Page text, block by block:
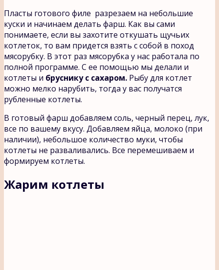
Пласты готового филе разрезаем на небольшие
куски и начинаем делать фарш. Как вы сами
понимаете, если вы захотите откушать щучьих
котлеток, то вам придется взять с собой в поход
мясорубку. В этот раз мясорубка у нас работала по
полной программе. С ее помощью мы делали и
котлеты и бруснику с сахаром. Рыбу для котлет
можно мелко нарубить, тогда у вас получатся
рубленные котлеты.
В готовый фарш добавляем соль, черный перец, лук,
все по вашему вкусу. Добавляем яйца, молоко (при
наличии), небольшое количество муки, чтобы
котлеты не разваливались. Все перемешиваем и
формируем котлеты.
Жарим котлеты